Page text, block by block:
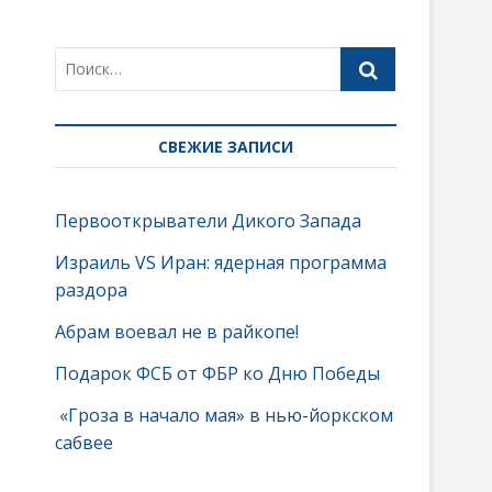
СВЕЖИЕ ЗАПИСИ
Первооткрыватели Дикого Запада
Израиль VS Иран: ядерная программа
раздора
Абрам воевал не в райкопе!
Подарок ФСБ от ФБР ко Дню Победы
«Гроза в начало мая» в нью-йоркском
сабвее